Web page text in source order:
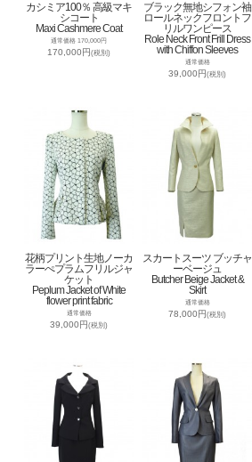
カシミア100％ 高級マキ
シコート
Maxi Cashmere Coat
通常価格 170,000円
170,000円(税別)
ブラック無地シフォン袖
ロールネックフロントフ
リルワンピース
Role Neck Front Frill Dress
with Chiffon Sleeves
通常価格
39,000円(税別)
花柄プリント生地ノーカ
ラーぺプラムフリルジャ
ケット
Peplum Jacket of White
flower print fabric
通常価格
39,000円(税別)
スカートスーツ ブッチャ
ーベージュ
Butcher Beige Jacket &
Skirt
通常価格
78,000円(税別)